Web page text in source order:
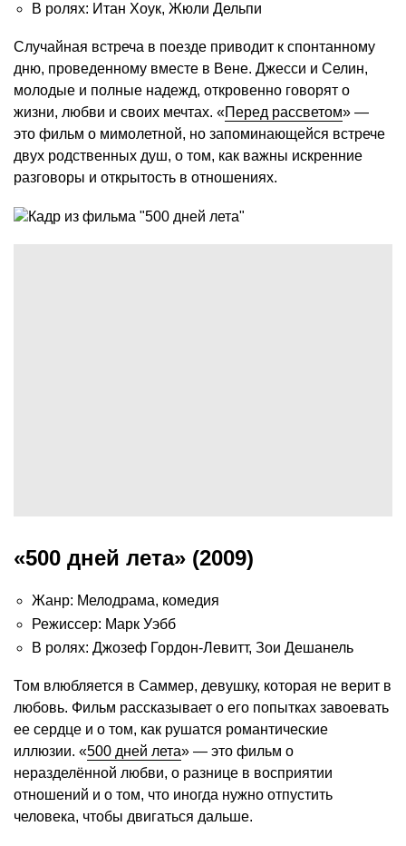
В ролях: Итан Хоук, Жюли Дельпи
Случайная встреча в поезде приводит к спонтанному
дню, проведенному вместе в Вене. Джесси и Селин,
молодые и полные надежд, откровенно говорят о
жизни, любви и своих мечтах. «Перед рассветом» —
это фильм о мимолетной, но запоминающейся встрече
двух родственных душ, о том, как важны искренние
разговоры и открытость в отношениях.
«500 дней лета» (2009)
Жанр: Мелодрама, комедия
Режиссер: Марк Уэбб
В ролях: Джозеф Гордон-Левитт, Зои Дешанель
Том влюбляется в Саммер, девушку, которая не верит в
любовь. Фильм рассказывает о его попытках завоевать
ее сердце и о том, как рушатся романтические
иллюзии. «500 дней лета» — это фильм о
неразделённой любви, о разнице в восприятии
отношений и о том, что иногда нужно отпустить
человека, чтобы двигаться дальше.